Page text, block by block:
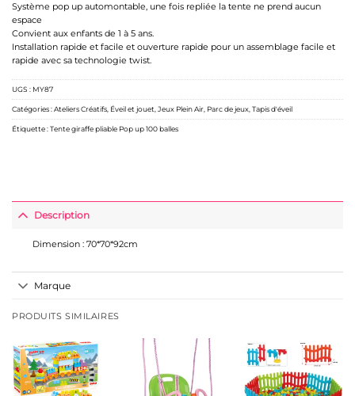
Système pop up automontable, une fois repliée la tente ne prend aucun
espace
Convient aux enfants de 1 à 5 ans.
Installation rapide et facile et ouverture rapide pour un assemblage facile et
rapide avec sa technologie twist.
UGS : MY87
Catégories :Ateliers Créatifs Éveil et jouet Jeux Plein Air Parc de jeux Tapis d'éveil
Étiquette :Tente giraffe pliable Pop up 100 balles
Description
Dimension : 70*70*92cm
Marque
PRODUITS SIMILAIRES